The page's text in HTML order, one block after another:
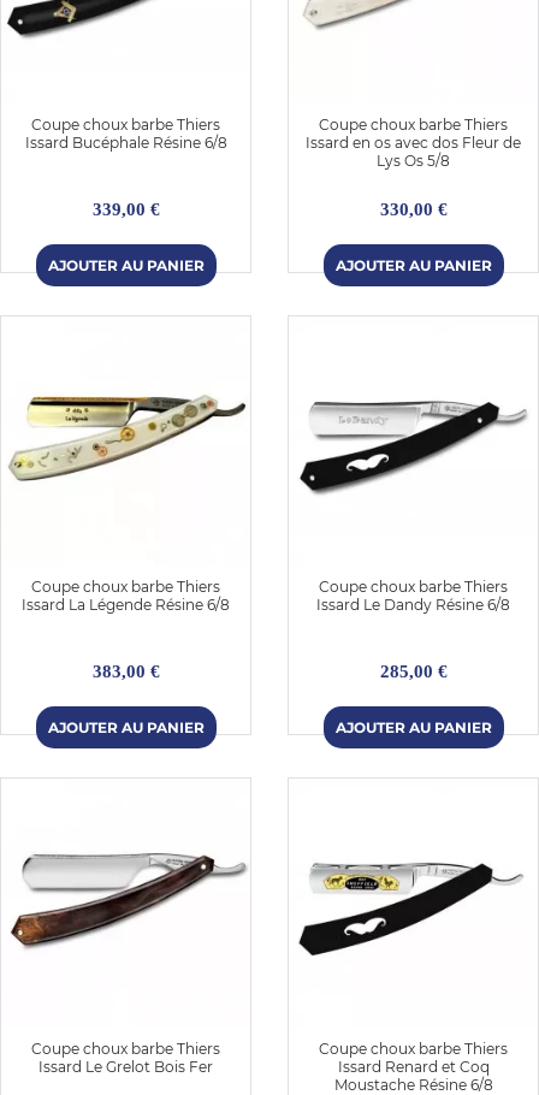
Coupe choux barbe Thiers
Issard Bucéphale Résine 6/8
339,00 €
Coupe choux barbe Thiers
Issard en os avec dos Fleur de
Lys Os 5/8
330,00 €
Coupe choux barbe Thiers
Issard La Légende Résine 6/8
383,00 €
Coupe choux barbe Thiers
Issard Le Dandy Résine 6/8
285,00 €
Coupe choux barbe Thiers
Issard Le Grelot Bois Fer
Coupe choux barbe Thiers
Issard Renard et Coq
Moustache Résine 6/8